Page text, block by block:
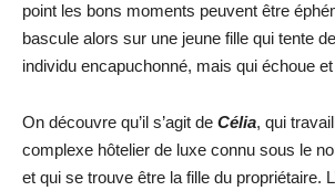
point les bons moments peuvent être
bascule alors sur une jeune fille qui tente
individu encapuchonné, mais qui échoue
On découvre qu’il s’agit de Célia, qui
complexe hôtelier de luxe connu sous le
et qui se trouve être la fille du propriétaire.